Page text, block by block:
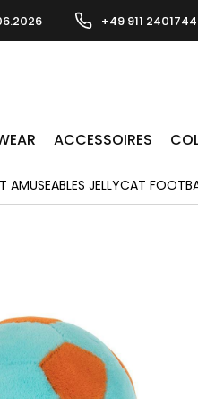
+49 911
ACCESSOIRES
AMUSEABLES JELLYCAT